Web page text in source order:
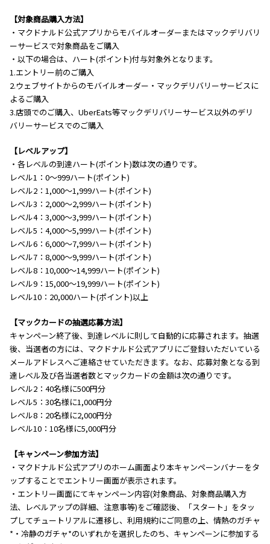
【対象商品購入方法】
・マクドナルド公式アプリからモバイルオーダーまたはマックデリバリ
ーサービスで対象商品をご購入
・以下の場合は、ハート(ポイント)付与対象外となります。
1.エントリー前のご購入
2.ウェブサイトからのモバイルオーダー・マックデリバリーサービスに
よるご購入
3.店頭でのご購入、UberEats等マックデリバリーサービス以外のデリ
バリーサービスでのご購入
【レベルアップ】
・各レベルの到達ハート(ポイント)数は次の通りです。
レベル1：0～999ハート(ポイント)
レベル2：1,000～1,999ハート(ポイント)
レベル3：2,000～2,999ハート(ポイント)
レベル4：3,000～3,999ハート(ポイント)
レベル5：4,000～5,999ハート(ポイント)
レベル6：6,000～7,999ハート(ポイント)
レベル7：8,000～9,999ハート(ポイント)
レベル8：10,000～14,999ハート(ポイント)
レベル9：15,000～19,999ハート(ポイント)
レベル10：20,000ハート(ポイント)以上
【マックカードの抽選応募方法】
キャンペーン終了後、到達レベルに則して自動的に応募されます。抽選
後、当選者の方には、マクドナルド公式アプリにご登録いただいている
メールアドレスへご連絡させていただきます。なお、応募対象となる到
達レベル及び各当選者数とマックカードの金額は次の通りです。
レベル2：40名様に500円分
レベル5：30名様に1,000円分
レベル8：20名様に2,000円分
レベル10：10名様に5,000円分
【キャンペーン参加方法】
・マクドナルド公式アプリのホーム画面より本キャンペーンバナーをタ
ップすることでエントリー画面が表示されます。
・エントリー画面にてキャンペーン内容(対象商品、対象商品購入方
法、レベルアップの詳細、注意事等)をご確認後、「スタート」をタッ
プしてチュートリアルに遷移し、利用規約にご同意の上、情熱のガチャ
*・冷静のガチャ*のいずれかを選択したのち、キャンペーンに参加する